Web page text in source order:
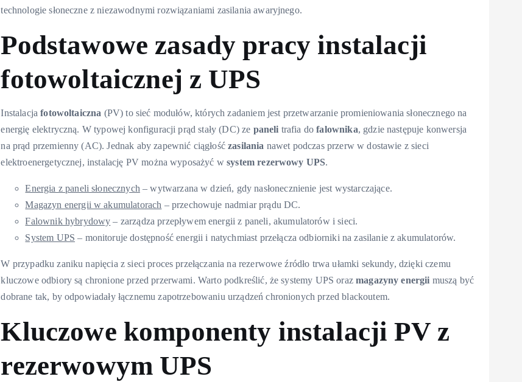
technologie słoneczne z niezawodnymi rozwiązaniami zasilania awaryjnego.
Podstawowe zasady pracy instalacji
fotowoltaicznej z UPS
Instalacjafotowoltaiczna (PV) to sieć modułów, których zadaniem jest przetwarzanie promieniowania słonecznego na
energię elektryczną. W typowej konfiguracji prąd stały (DC) ze paneli trafia dofalownika, gdzie następuje konwersja
na prąd przemienny (AC). Jednak aby zapewnić ciągłośćzasilania nawet podczas przerw w dostawie z sieci
elektroenergetycznej, instalację PV można wyposażyć wsystem rezerwowy UPS.
Energia z paneli słonecznych – wytwarzana w dzień, gdy nasłonecznienie jest wystarczające.
Magazyn energii w akumulatorach – przechowuje nadmiar prądu DC.
Falownik hybrydowy – zarządza przepływem energii z paneli, akumulatorów i sieci.
System UPS – monitoruje dostępność energii i natychmiast przełącza odbiorniki na zasilanie z akumulatorów.
W przypadku zaniku napięcia z sieci proces przełączania na rezerwowe źródło trwa ułamki sekundy, dzięki czemu
kluczowe odbiory są chronione przed przerwami. Warto podkreślić, że systemy UPS orazmagazyny energii muszą być
dobrane tak, by odpowiadały łącznemu zapotrzebowaniu urządzeń chronionych przed blackoutem.
Kluczowe komponenty instalacji PV z
rezerwowym UPS